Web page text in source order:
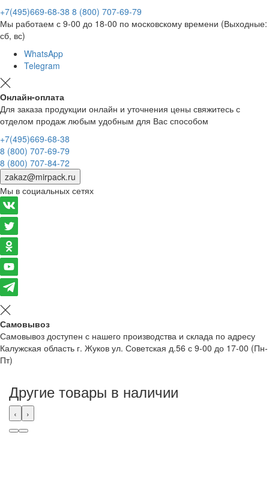
+7(495)669-68-38 8 (800) 707-69-79
Мы работаем с 9-00 до 18-00 по московскому времени (Выходные:
сб, вс)
WhatsApp
Telegram
Онлайн-оплата
Для заказа продукции онлайн и уточнения цены свяжитесь с
отделом продаж любым удобным для Вас способом
+7(495)669-68-38
8 (800) 707-69-79
8 (800) 707-84-72
zakaz@mirpack.ru
Мы в социальных сетях
Самовывоз
Самовывоз доступен с нашего производства и склада по адресу
Калужская область г. Жуков ул. Советская д.56 с 9-00 до 17-00 (Пн-
Пт)
Другие товары в наличии
‹ ›